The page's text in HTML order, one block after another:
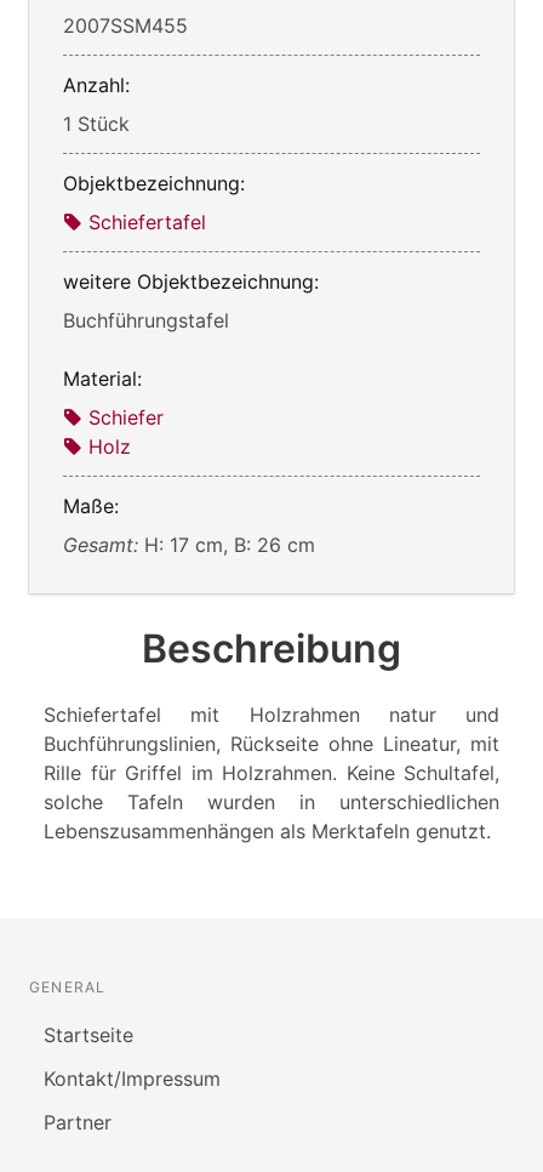
2007SSM455
Anzahl:
1 Stück
Objektbezeichnung:
Schiefertafel
weitere Objektbezeichnung:
Buchführungstafel
Material:
Schiefer
Holz
Maße:
Gesamt: H: 17 cm, B: 26 cm
Beschreibung
Schiefertafel mit Holzrahmen natur und
Buchführungslinien, Rückseite ohne Lineatur, mit
Rille für Griffel im Holzrahmen. Keine Schultafel,
solche Tafeln wurden in unterschiedlichen
Lebenszusammenhängen als Merktafeln genutzt.
GENERAL
Startseite
Kontakt/Impressum
Partner